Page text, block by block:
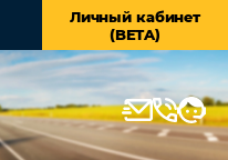
Личный кабинет
(BETA)